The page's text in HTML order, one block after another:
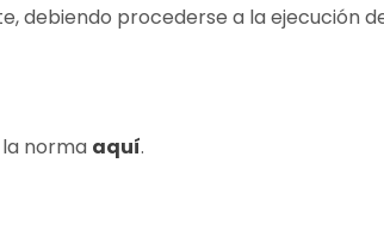
debiendo procederse a la ejecución
norma aquí.